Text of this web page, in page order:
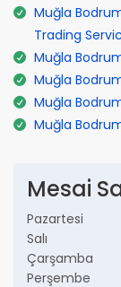
Muğla
Trading
Muğla
Muğla
Muğla
Muğla
Mesai
Pazartesi
Salı
Çarşamba
Perşembe